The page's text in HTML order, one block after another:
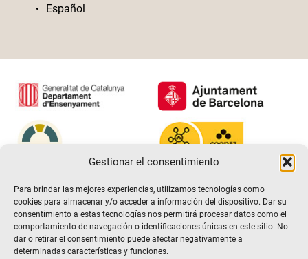
Gestionar el consentimiento
Para brindar las mejores experiencias, utilizamos tecnologías como
cookies para almacenar y/o acceder a información del dispositivo. Dar su
consentimiento a estas tecnologías nos permitirá procesar datos como el
comportamiento de navegación o identificaciones únicas en este sitio. No
dar o retirar el consentimiento puede afectar negativamente a
determinadas características y funciones.
Español